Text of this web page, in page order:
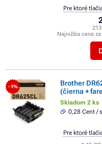
Najnižšia cena
Pre ktoré
- 1%
Brother
(čierna +
Skladom 2 ks
0,28 Cent /
Pre ktoré